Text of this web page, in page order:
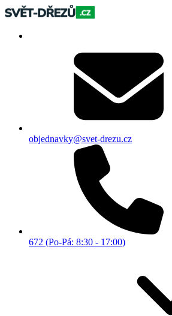
objednavky@svet-drezu.cz
672 (Po-Pá: 8:30 - 17:00)